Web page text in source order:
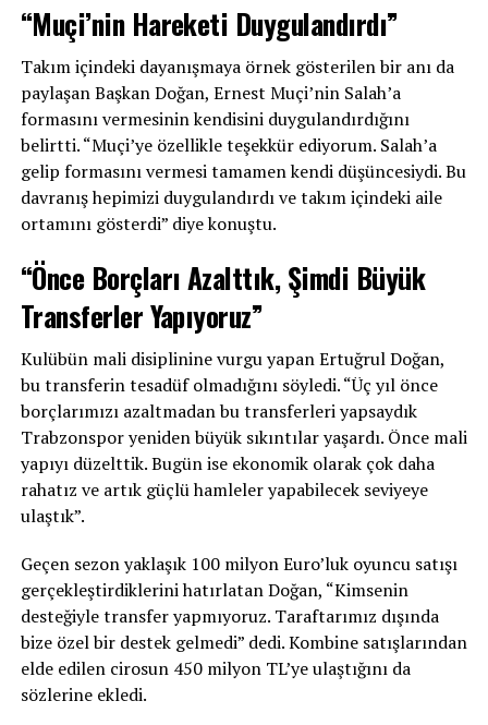
“Muçi’nin Hareketi Duygulandırdı”
Takım içindeki dayanışmaya örnek gösterilen bir anı da
paylaşan Başkan Doğan, Ernest Muçi’nin Salah’a
formasını vermesinin kendisini duygulandırdığını
belirtti. “Muçi’ye özellikle teşekkür ediyorum. Salah’a
gelip formasını vermesi tamamen kendi düşüncesiydi. Bu
davranış hepimizi duygulandırdı ve takım içindeki aile
ortamını gösterdi” diye konuştu.
“Önce Borçları Azalttık, Şimdi Büyük
Transferler Yapıyoruz”
Kulübün mali disiplinine vurgu yapan Ertuğrul Doğan,
bu transferin tesadüf olmadığını söyledi. “Üç yıl önce
borçlarımızı azaltmadan bu transferleri yapsaydık
Trabzonspor yeniden büyük sıkıntılar yaşardı. Önce mali
yapıyı düzelttik. Bugün ise ekonomik olarak çok daha
rahatız ve artık güçlü hamleler yapabilecek seviyeye
ulaştık”.
Geçen sezon yaklaşık 100 milyon Euro’luk oyuncu satışı
gerçekleştirdiklerini hatırlatan Doğan, “Kimsenin
desteğiyle transfer yapmıyoruz. Taraftarımız dışında
bize özel bir destek gelmedi” dedi. Kombine satışlarından
elde edilen cirosun 450 milyon TL’ye ulaştığını da
sözlerine ekledi.